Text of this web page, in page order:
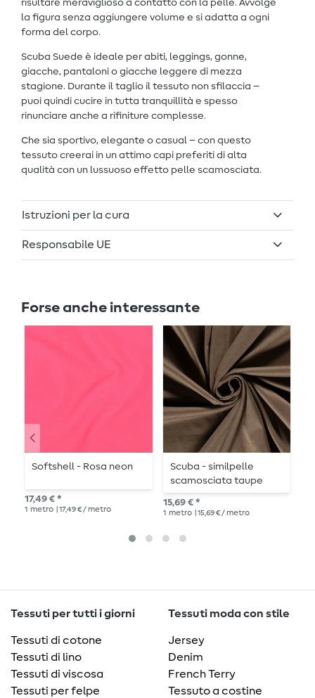
risultare meraviglioso a contatto con la pelle. Avvolge
la figura senza aggiungere volume e si adatta a ogni
forma del corpo.
Scuba Suede è ideale per abiti, leggings, gonne,
giacche, pantaloni o giacche leggere di mezza
stagione. Durante il taglio il tessuto non sfilaccia –
puoi quindi cucire in tutta tranquillità e spesso
rinunciare anche a rifiniture complesse.
Che sia sportivo, elegante o casual – con questo
tessuto creerai in un attimo capi preferiti di alta
qualità con un lussuoso effetto pelle scamosciata.
Istruzioni per la cura
Responsabile UE
Forse anche interessante
Softshell - Rosa neon
17,49 € *
1 metro | 17,49 € / metro
Scuba - similpelle
scamosciata taupe
grigio
15,69 € *
1 metro | 15,69 € / metro
Tessuti per tutti i giorni
Tessuti di cotone
Tessuti di lino
Tessuti di viscosa
Tessuti per felpe
Tessuti moda con stile
Jersey
Denim
French Terry
Tessuto a costine